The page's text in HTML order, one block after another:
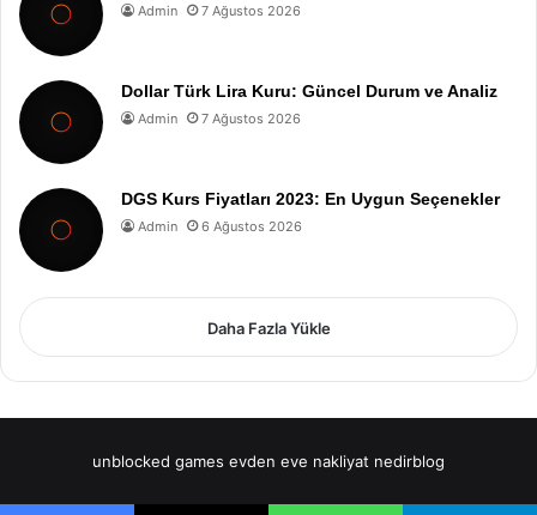
Admin 7 Ağustos 2026
Dollar Türk Lira Kuru: Güncel Durum ve Analiz
Admin 7 Ağustos 2026
DGS Kurs Fiyatları 2023: En Uygun Seçenekler
Admin 6 Ağustos 2026
Daha Fazla Yükle
unblocked games evden eve nakliyat nedirblog